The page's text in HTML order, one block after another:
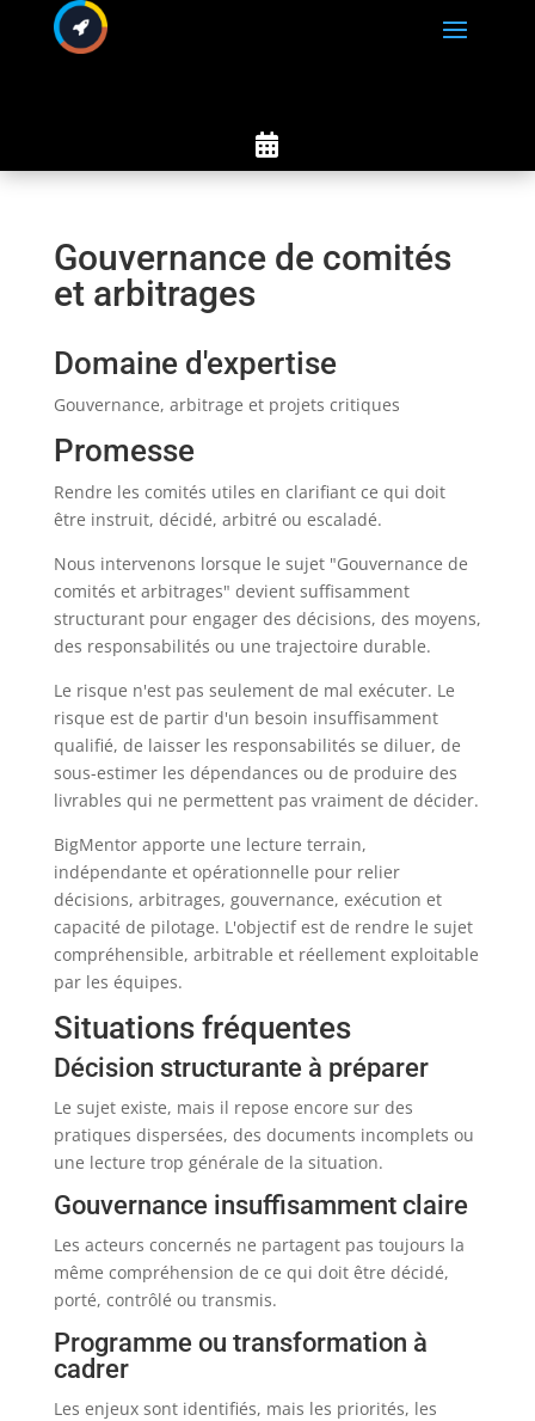

Gouvernance de comités
et arbitrages
Domaine d'expertise
Gouvernance, arbitrage et projets critiques
Promesse
Rendre les comités utiles en clarifiant ce qui doit
être instruit, décidé, arbitré ou escaladé.
Nous intervenons lorsque le sujet "Gouvernance de
comités et arbitrages" devient suffisamment
structurant pour engager des décisions, des moyens,
des responsabilités ou une trajectoire durable.
Le risque n'est pas seulement de mal exécuter. Le
risque est de partir d'un besoin insuffisamment
qualifié, de laisser les responsabilités se diluer, de
sous-estimer les dépendances ou de produire des
livrables qui ne permettent pas vraiment de décider.
BigMentor apporte une lecture terrain,
indépendante et opérationnelle pour relier
décisions, arbitrages, gouvernance, exécution et
capacité de pilotage. L'objectif est de rendre le sujet
compréhensible, arbitrable et réellement exploitable
par les équipes.
Situations fréquentes
Décision structurante à préparer
Le sujet existe, mais il repose encore sur des
pratiques dispersées, des documents incomplets ou
une lecture trop générale de la situation.
Gouvernance insuffisamment claire
Les acteurs concernés ne partagent pas toujours la
même compréhension de ce qui doit être décidé,
porté, contrôlé ou transmis.
Programme ou transformation à
cadrer
Les enjeux sont identifiés, mais les priorités, les